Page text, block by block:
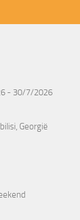
- 30/7/2026
Georgië